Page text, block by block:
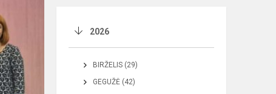
2026
BIRŽELIS (29)
GEGUŽĖ (42)